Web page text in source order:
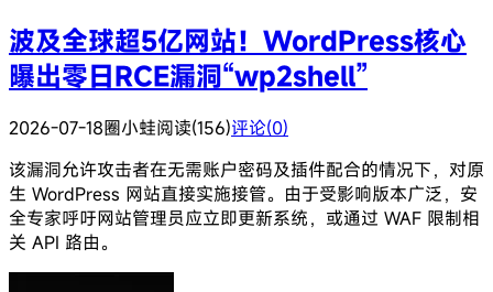
波及全球超5亿网站！WordPress核心
曝出零日RCE漏洞“wp2shell”
2026-07-18圈小蛙阅读(156)评论(0)
该漏洞允许攻击者在无需账户密码及插件配合的情况下，对原
生 WordPress 网站直接实施接管。由于受影响版本广泛，安
全专家呼吁网站管理员应立即更新系统，或通过 WAF 限制相
关 API 路由。